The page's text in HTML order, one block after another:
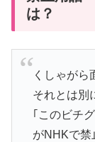
は？
くしゃが
それとは別
｢このビチ
がNHKで禁